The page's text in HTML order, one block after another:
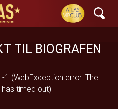
TIL BIOGRAFEN
1 (WebException error: The
timed out)